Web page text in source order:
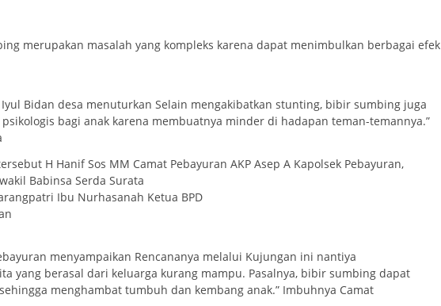
merupakan masalah yang kompleks karena dapat menimbulkan berbagai efek
Bidan desa menuturkan Selain mengakibatkan stunting, bibir sumbing juga
bagi anak karena membuatnya minder di hadapan teman-temannya.”
H Hanif Sos MM Camat Pebayuran AKP Asep A Kapolsek Pebayuran,
Babinsa Serda Surata
Ibu Nurhasanah Ketua BPD
menyampaikan Rencananya melalui Kujungan ini nantiya
yang berasal dari keluarga kurang mampu. Pasalnya, bibir sumbing dapat
menghambat tumbuh dan kembang anak.” Imbuhnya Camat